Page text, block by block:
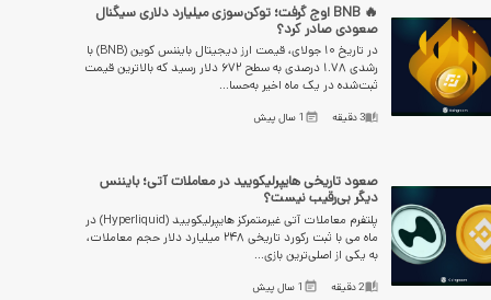
🔥 BNB اوج گرفت؛ توکن‌سوزی میلیارد دلاری سیگنال
صعودی صادر کرد؟
در تاریخ ۱۰ جولای، قیمت ارز دیجیتال بایننس کوین (BNB) با
رشدی ۱.۷۸ درصدی به سطح ۶۷۲ دلار رسید که بالاترین قیمت
ثبت‌شده در یک ماه اخیر به‌حسا...
3دقیقه 1 سال پیش
صعود تاریخی هایپرلیکویید در معاملات آتی؛ بایننس
دیگر بی‌رقیب نیست؟
پلتفرم معاملات آتی غیرمتمرکز هایپرلیکویید (Hyperliquid) در
ماه می با ثبت رکورد تاریخی ۲۴۸ میلیارد دلار حجم معاملات،
به یکی از اصلی‌ترین بازی...
2دقیقه 1 سال پیش